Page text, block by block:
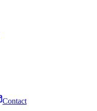
Contact